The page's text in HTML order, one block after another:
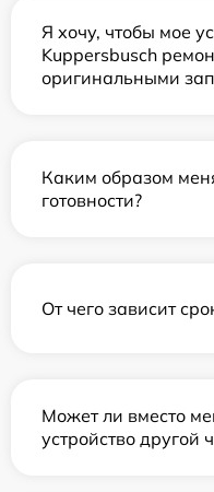
Я хочу, чтобы мое
Kuppersbusch
оригинальными
Каким образом
готовности?
От чего зависит
Может ли вместо
устройство другой